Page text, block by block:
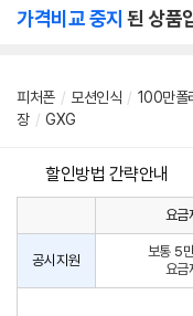
가격비교 중지 된 상품
피처폰 / 모션인식 / 100만폴
장 / GXG
할인방법 간략안내
사
인
요금
공시지원
보통 5
요금